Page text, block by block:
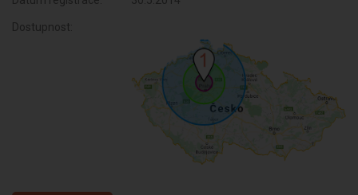
Dostupnost: